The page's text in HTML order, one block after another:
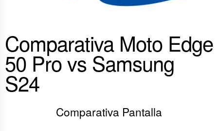
Comparativa Moto Edge
50 Pro vs Samsung
S24
Comparativa Pantalla